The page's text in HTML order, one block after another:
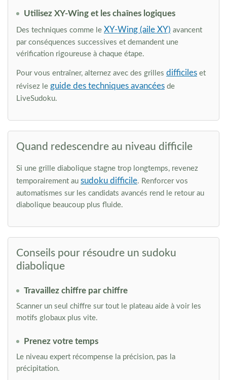
Utilisez XY-Wing et les chaînes logiques
Des techniques comme le XY-Wing (aile XY) avancent
par conséquences successives et demandent une
vérification rigoureuse à chaque étape.
Pour vous entraîner, alternez avec des grilles difficiles et
révisez le guide des techniques avancées de
LiveSudoku.
Quand redescendre au niveau difficile
Si une grille diabolique stagne trop longtemps, revenez
temporairement au sudoku difficile. Renforcer vos
automatismes sur les candidats avancés rend le retour au
diabolique beaucoup plus fluide.
Conseils pour résoudre un sudoku
diabolique
Travaillez chiffre par chiffre
Scanner un seul chiffre sur tout le plateau aide à voir les
motifs globaux plus vite.
Prenez votre temps
Le niveau expert récompense la précision, pas la
précipitation.